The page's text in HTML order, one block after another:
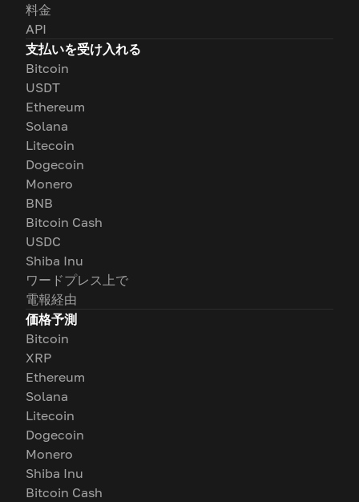
料金
API
支払いを受け入れる
Bitcoin
USDT
Ethereum
Solana
Litecoin
Dogecoin
Monero
BNB
Bitcoin Cash
USDC
Shiba Inu
ワードプレス上で
電報経由
価格予測
Bitcoin
XRP
Ethereum
Solana
Litecoin
Dogecoin
Monero
Shiba Inu
Bitcoin Cash